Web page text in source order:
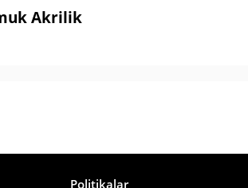
Akrilik
Politikalar